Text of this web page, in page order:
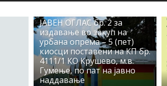
ЈАВЕН ОГЛАС бр. 2 за
издавање во закуп на
урбана опрема – 5 (пет)
киосци поставени на КП бр.
4111/1 КО Крушево, м.в.
Гумење, по пат на јавно
наддавање